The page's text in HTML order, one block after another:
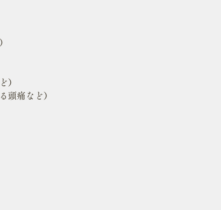
）
頭痛など）